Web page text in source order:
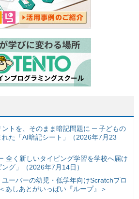
トを、そのまま暗記問題に ─ 子どもの
た「AI暗記シート」（2026年7月23
全く新しいタイピング学習を学校へ届け
グ」（2026年7月14日）
ーバーの幼児・低学年向けScratchプロ
しあとがいっぱい『ループ』＞